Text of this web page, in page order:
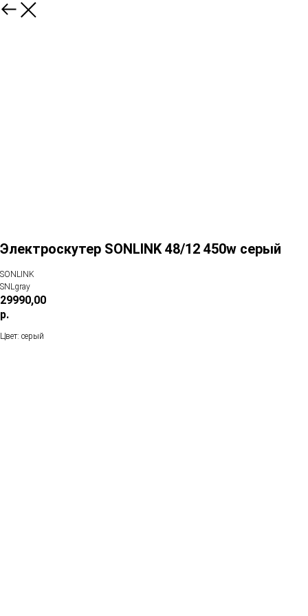
Электроскутер SONLINK 48/12 450w серый
SONLINK
SNLgray
29990,00
р.
Цвет: серый